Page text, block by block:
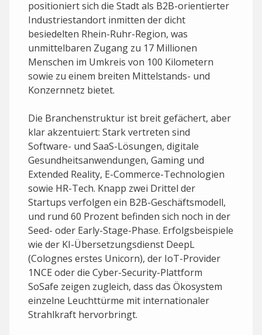
positioniert sich die Stadt als B2B-orientierter
Industriestandort inmitten der dicht
besiedelten Rhein-Ruhr-Region, was
unmittelbaren Zugang zu 17 Millionen
Menschen im Umkreis von 100 Kilometern
sowie zu einem breiten Mittelstands- und
Konzernnetz bietet.
Die Branchenstruktur ist breit gefächert, aber
klar akzentuiert: Stark vertreten sind
Software- und SaaS-Lösungen, digitale
Gesundheits­anwendungen, Gaming und
Extended Reality, E-Commerce-Technologien
sowie HR-Tech. Knapp zwei Drittel der
Startups verfolgen ein B2B-Geschäftsmodell,
und rund 60 Prozent befinden sich noch in der
Seed- oder Early-Stage-Phase. Erfolgsbeispiele
wie der KI-Übersetzungs­dienst DeepL
(Colognes erstes Unicorn), der IoT-Provider
1NCE oder die Cyber-Security-Plattform
SoSafe zeigen zugleich, dass das Ökosystem
einzelne Leuchttürme mit internationaler
Strahlkraft hervorbringt.